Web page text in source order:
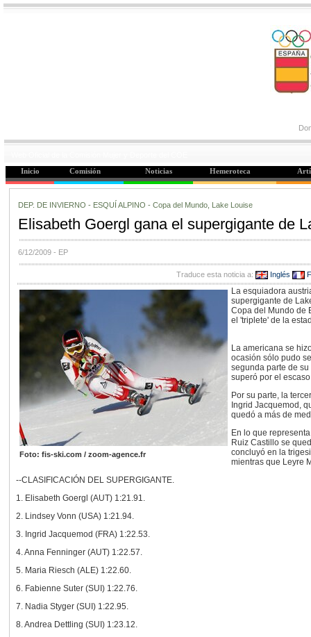
Inicio Comisión Noticias Hemeroteca
DEP. DE INVIERNO - ESQUÍ ALPINO - Copa del Mundo, Lake Louise
Elisabeth Goergl gana el supergigante de
6/12/2009 - EP
Traduce esta noticia a: Inglés
Foto: fis-ski.com / zoom-agence.fr
La esquiadora
supergigante de
Copa del Mundo de
el 'triplete' de la
La americana se
ocasión sólo pudo
segunda parte de
superó por el
Por su parte, la
Ingrid Jacquemod,
quedó a más de
En lo que
Ruiz Castillo se
concluyó en la
mientras que Leyre
--CLASIFICACIÓN DEL SUPERGIGANTE.
1. Elisabeth Goergl (AUT) 1:21.91.
2. Lindsey Vonn (USA) 1:21.94.
3. Ingrid Jacquemod (FRA) 1:22.53.
4. Anna Fenninger (AUT) 1:22.57.
5. Maria Riesch (ALE) 1:22.60.
6. Fabienne Suter (SUI) 1:22.76.
7. Nadia Styger (SUI) 1:22.95.
8. Andrea Dettling (SUI) 1:23.12.